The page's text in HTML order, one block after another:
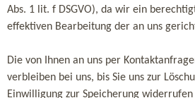
Abs. 1 lit. f DSGVO), da wir ein
effektiven Bearbeitung der an uns
Die von Ihnen an uns per
verbleiben bei uns, bis Sie uns zur
Einwilligung zur Speicherung